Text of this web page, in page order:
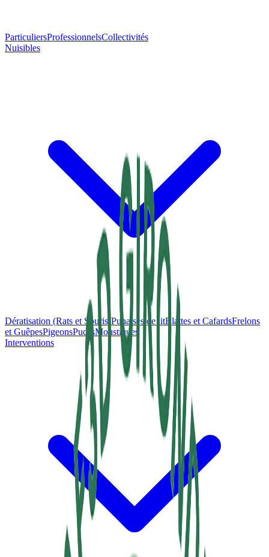
ParticuliersProfessionnelsCollectivités
Nuisibles
Dératisation (Rats et Souris)Punaises de litBlattes et CafardsFrelons
et GuêpesPigeonsPucesMoustiques
Interventions